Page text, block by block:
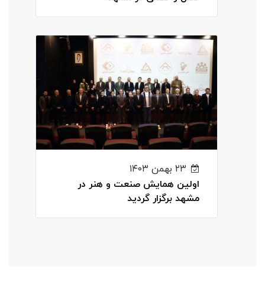
اولین همایش صنعت و هنر در
مشهد برگزار گردید